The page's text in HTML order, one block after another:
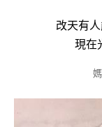
改天有
現在